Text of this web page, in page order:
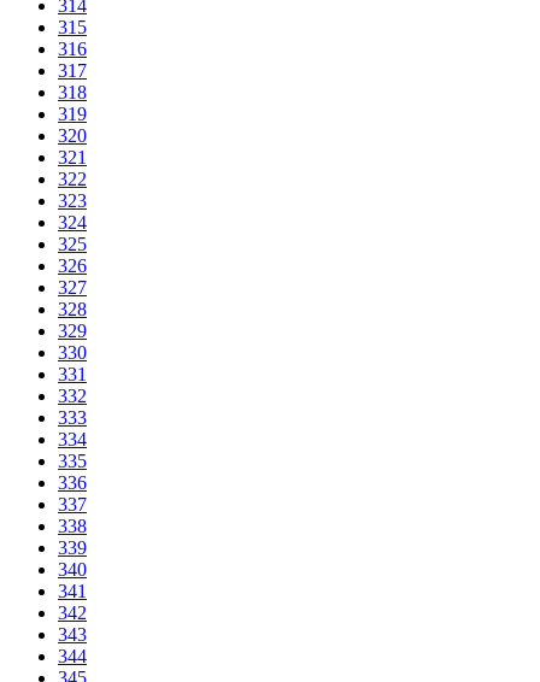
314
315
316
317
318
319
320
321
322
323
324
325
326
327
328
329
330
331
332
333
334
335
336
337
338
339
340
341
342
343
344
345